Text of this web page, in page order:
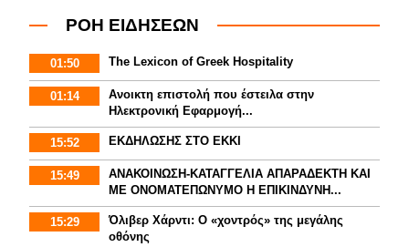
ΡΟΗ ΕΙΔΗΣΕΩΝ
01:50 The Lexicon of Greek Hospitality
01:14
Aνοικτη επιστολή που έστειλα στην
Ηλεκτρονική Εφαρμογή...
15:52 ΕΚΔΗΛΩΣΗΣ ΣΤΟ ΕΚΚΙ
15:49
ΑΝΑΚΟΙΝΩΣΗ-ΚΑΤΑΓΓΕΛΙΑ ΑΠΑΡΑΔΕΚΤΗ ΚΑΙ
ΜΕ ΟΝΟΜΑΤΕΠΩΝΥΜΟ Η ΕΠΙΚΙΝΔΥΝΗ...
15:29
Όλιβερ Χάρντι: Ο «χοντρός» της μεγάλης
οθόνης